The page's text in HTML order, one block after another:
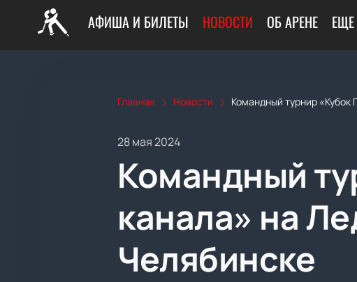
АФИША И БИЛЕТЫ НОВОСТИ ОБ АРЕНЕ ЕЩЕ
Главная Новости Командный турнир «Кубок
28 мая 2024
Командный
канала» на
Челябинске